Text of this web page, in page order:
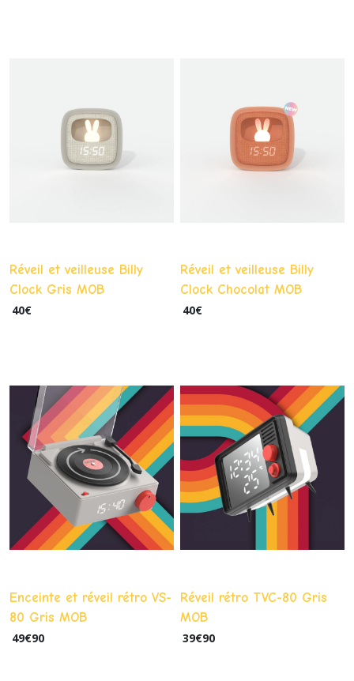
Réveil et veilleuse Billy
Clock Gris MOB
40€
Réveil et veilleuse Billy
Clock Chocolat MOB
40€
Enceinte et réveil rétro VS-
80 Gris MOB
49€90
Réveil rétro TVC-80 Gris
MOB
39€90